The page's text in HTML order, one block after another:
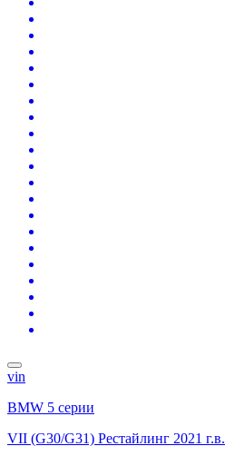
vin
BMW 5 серии
VII (G30/G31) Рестайлинг 2021 г.в.